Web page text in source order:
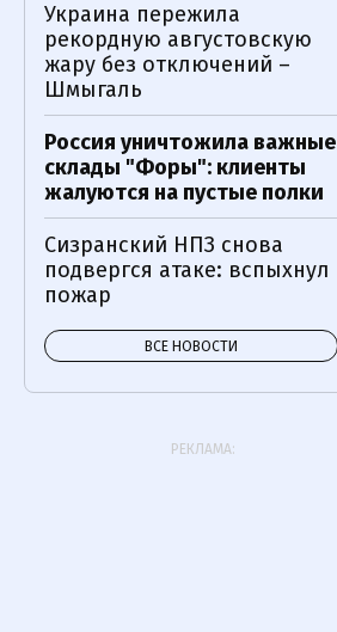
Украина пережила
рекордную августовскую
жару без отключений –
Шмыгаль
Россия уничтожила важные
склады "Форы": клиенты
жалуются на пустые полки
Сизранский НПЗ снова
подвергся атаке: вспыхнул
пожар
ВСЕ НОВОСТИ
РЕКЛАМА: